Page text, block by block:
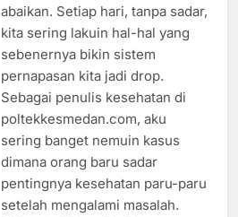
abaikan. Setiap hari, tanpa sadar,
kita sering lakuin hal-hal yang
sebenernya bikin sistem
pernapasan kita jadi drop.
Sebagai penulis kesehatan di
poltekkesmedan.com, aku
sering banget nemuin kasus
dimana orang baru sadar
pentingnya kesehatan paru-paru
setelah mengalami masalah.